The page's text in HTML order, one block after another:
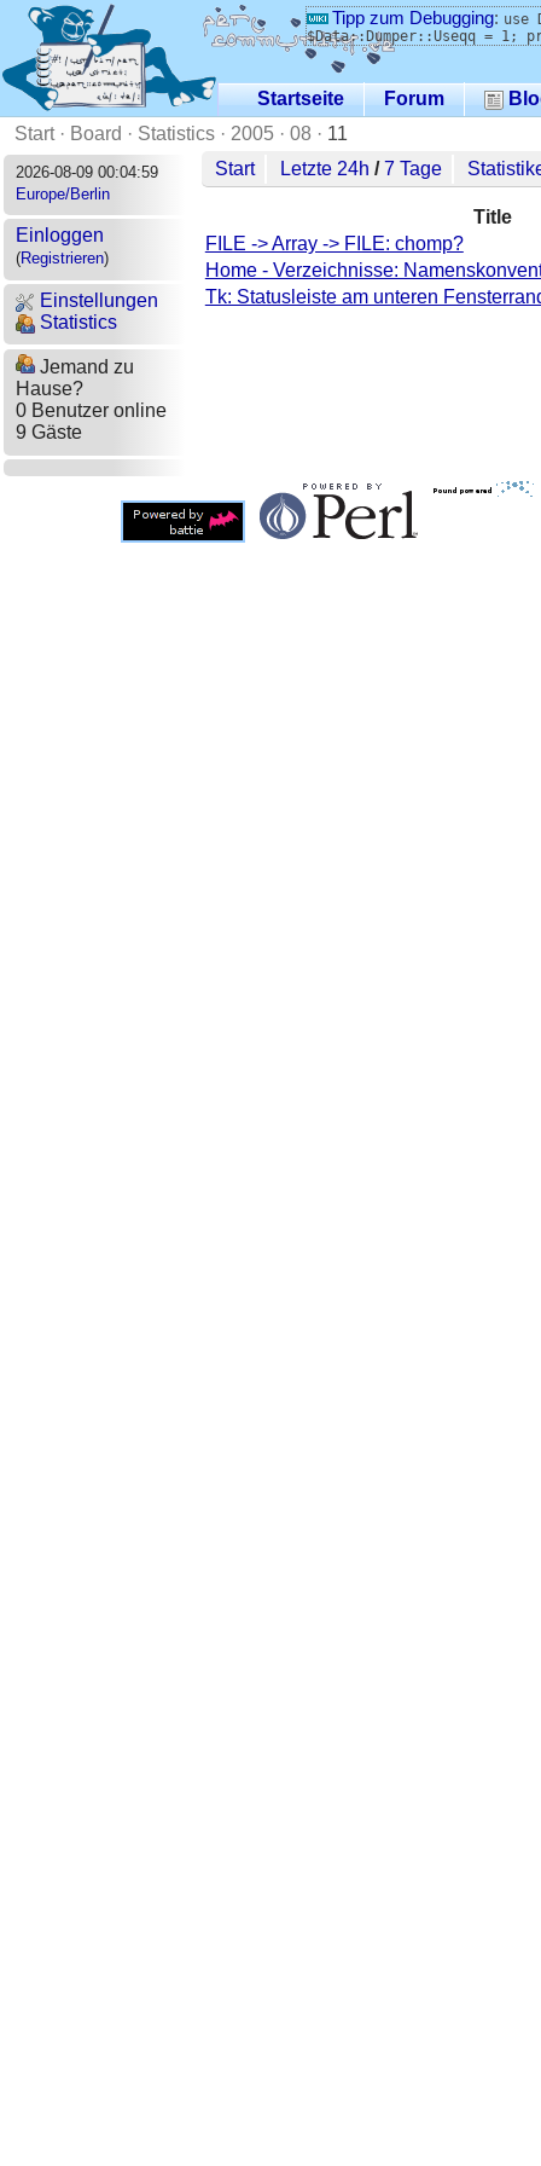
Tipp zum Debugging: use
$Data::Dumper::Useqq = 1;
Startseite Forum
Start· Board · Statistics · 2005 · 08 · 11
2026-08-09 00:04:59
Europe/Berlin
Einloggen
(Registrieren)
Einstellungen
Statistics
Jemand zu
Hause?
0 Benutzer online
9 Gäste
Start Letzte 24h /7 Tage
Title
FILE -> Array -> FILE: chomp?
Home - Verzeichnisse:
Tk: Statusleiste am unteren